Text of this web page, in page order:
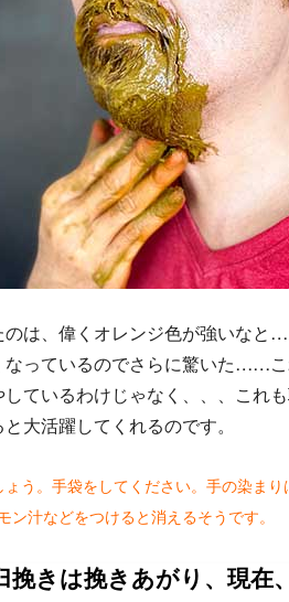
は、偉くオレンジ色が強いなと
なっているのでさらに驚いた……
ているわけじゃなく、、、これ
大活躍してくれるのです。
う。手袋をしてください。手の染ま
ン汁などをつけると消えるそうです。
挽きは挽きあがり、現在